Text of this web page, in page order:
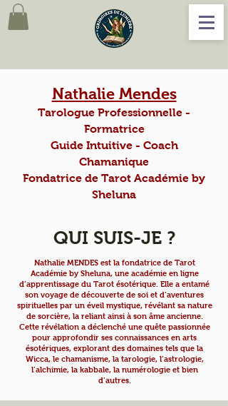
Nathalie Mendes
Tarologue Professionnelle -
Formatrice
Guide Intuitive - Coach
Chamanique
Fondatrice de Tarot Académie by
Sheluna
QUI SUIS-JE ?
Nathalie MENDES est la fondatrice de Tarot
Académie by Sheluna, une académie en ligne
d’apprentissage du Tarot ésotérique. Elle a entamé
son voyage de découverte de soi et d’aventures
spirituelles par un éveil mystique, révélant sa nature
de sorcière, la reliant ainsi à son âme ancienne.
Cette révélation a déclenché une quête passionnée
pour approfondir ses connaissances en arts
ésotériques, explorant des domaines tels que la
Wicca, le chamanisme, la tarologie, l’astrologie,
l’alchimie, la kabbale, la numérologie et bien
d’autres.